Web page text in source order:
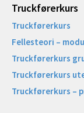
Truckførerkurs
Truckførerkurs
Fellesteori –
Truckførerkurs
Truckførerkurs
Truckførerkurs –